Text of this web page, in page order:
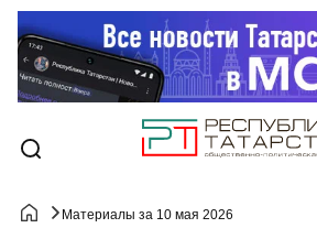
Материалы за 10 мая 2026